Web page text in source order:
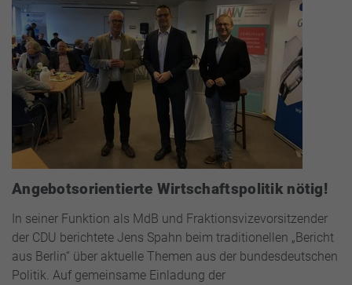
Angebotsorientierte Wirtschaftspolitik nötig!
In seiner Funktion als MdB und Fraktionsvizevorsitzender
der CDU berichtete Jens Spahn beim traditionellen „Bericht
aus Berlin“ über aktuelle Themen aus der bundesdeutschen
Politik. Auf gemeinsame Einladung der